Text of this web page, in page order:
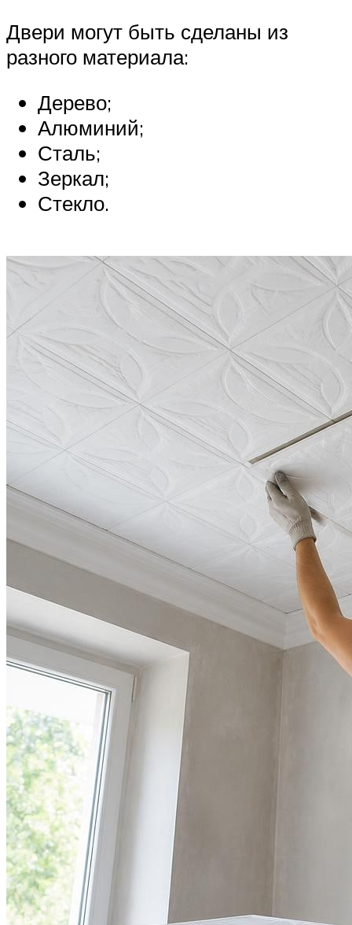
Двери могут быть сделаны из
разного материала:
Дерево;
Алюминий;
Сталь;
Зеркал;
Стекло.